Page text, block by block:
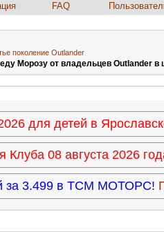
FAQ
поколение Outlander
Морозу от владельцев Outlander в
2026 для детей в
08 августа 2026
за 3.499 в ТСМ МОТОРС!